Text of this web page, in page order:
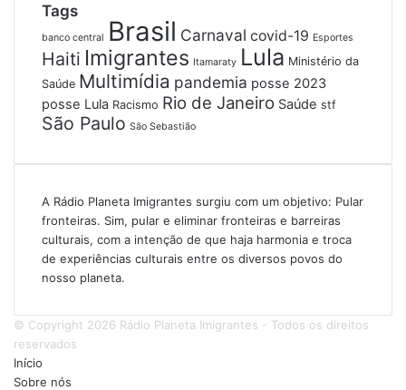
Tags
banco central Brasil Carnaval covid-19 Esportes
Haiti Imigrantes Itamaraty Lula Ministério da
Saúde Multimídia pandemia posse 2023
posse Lula Racismo Rio de Janeiro Saúde stf
São Paulo São Sebastião
A Rádio Planeta Imigrantes surgiu com um objetivo: Pular
fronteiras. Sim, pular e eliminar fronteiras e barreiras
culturais, com a intenção de que haja harmonia e troca
de experiências culturais entre os diversos povos do
nosso planeta.
© Copyright 2026 Rádio Planeta Imigrantes - Todos os direitos
reservados
Início
Sobre nós